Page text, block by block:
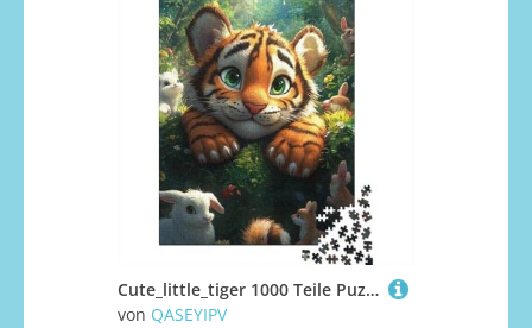
Cute_little_tiger 1000 Teile Puzzle für Erwachsene, Intellektuelles Spiel für Kinder, 1000 Teile (38 x 26 cm)
von QASEYIPV